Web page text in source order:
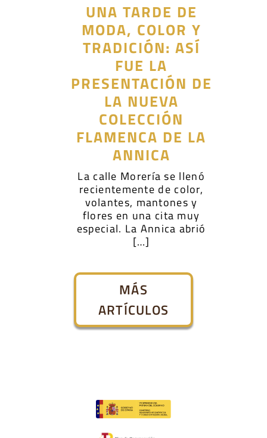
UNA TARDE DE
MODA, COLOR Y
TRADICIÓN: ASÍ
FUE LA
PRESENTACIÓN DE
LA NUEVA
COLECCIÓN
FLAMENCA DE LA
ANNICA
La calle Morería se llenó
recientemente de color,
volantes, mantones y
flores en una cita muy
especial. La Annica abrió
[…]
MÁS
ARTÍCULOS